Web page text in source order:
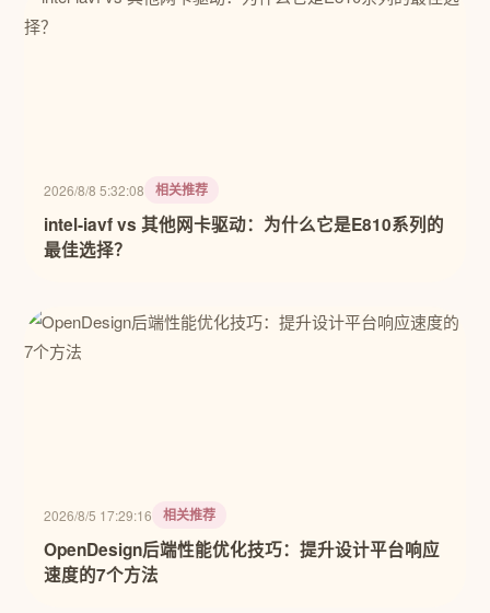
2026/8/8 5:32:08 相关推荐
intel-iavf vs 其他网卡驱动：为什么它是E810系列的
最佳选择？
2026/8/5 17:29:16 相关推荐
OpenDesign后端性能优化技巧：提升设计平台响应
速度的7个方法